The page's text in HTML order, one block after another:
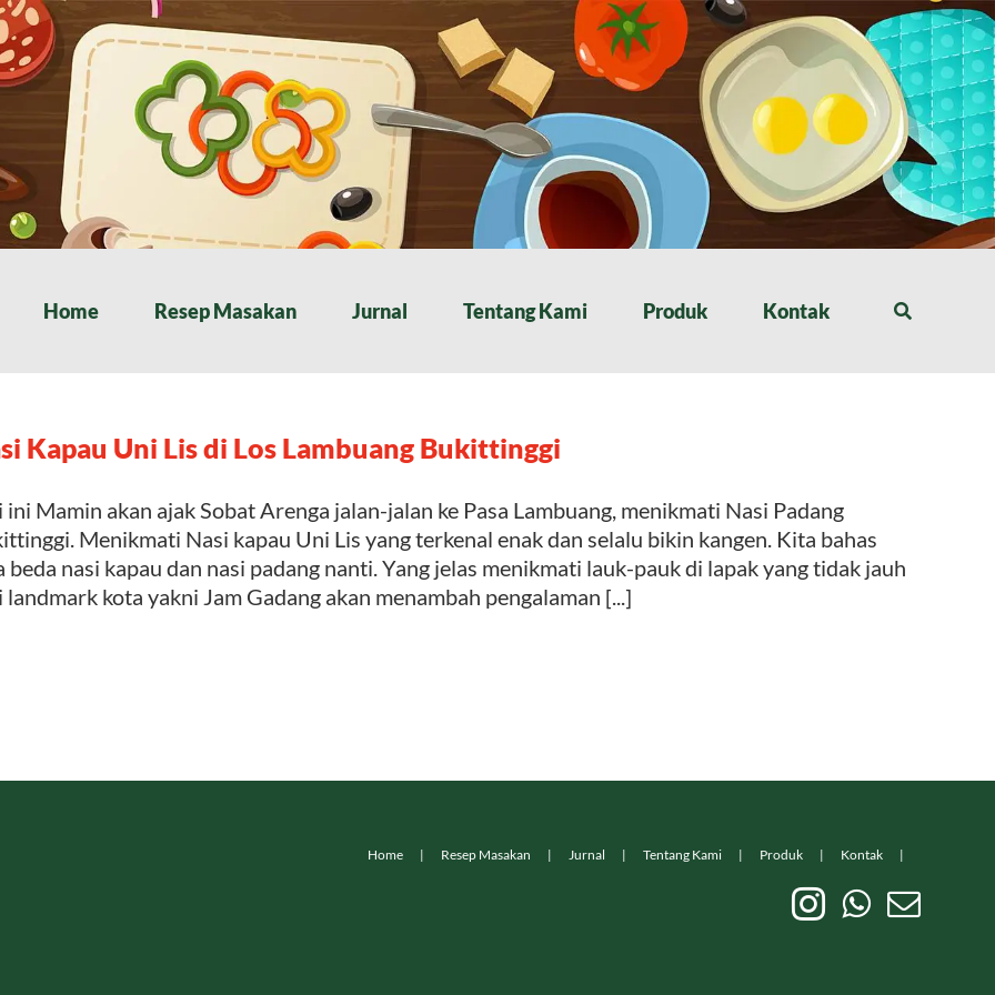
Home Resep Masakan Jurnal Tentang Kami Produk Kontak
Kapau Uni Lis di Los Lambuang Bukittinggi
ini Mamin akan ajak Sobat Arenga jalan-jalan ke Pasa Lambuang, menikmati Nasi Padang
Menikmati Nasi kapau Uni Lis yang terkenal enak dan selalu bikin kangen. Kita bahas
beda nasi kapau dan nasi padang nanti. Yang jelas menikmati lauk-pauk di lapak yang tidak jauh
landmark kota yakni Jam Gadang akan menambah pengalaman [...]
Home Resep Masakan Jurnal Tentang Kami Produk Kontak